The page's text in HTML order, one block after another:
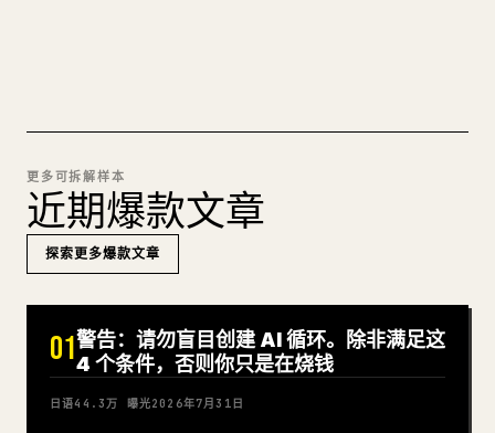
更多可拆解样本
近期爆款文章
探索更多爆款文章
01警告：请勿盲目创建 AI 循环。除非满足这
4 个条件，否则你只是在烧钱
日语44.3万 曝光2026年7月31日